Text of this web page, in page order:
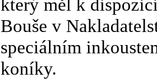
který měl k
Bouše v
speciálním
koníky.